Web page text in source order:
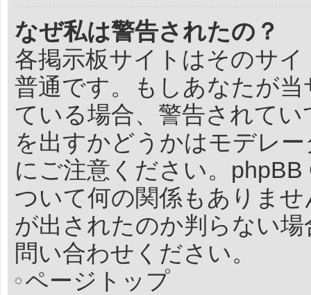
なぜ私は警告されたの？
各掲示板サイトはそのサ
普通です。もしあなたが
ている場合、警告されて
を出すかどうかはモデレ
にご注意ください。
ついて何の関係もありま
が出されたのか判らない
問い合わせください。
ページトップ